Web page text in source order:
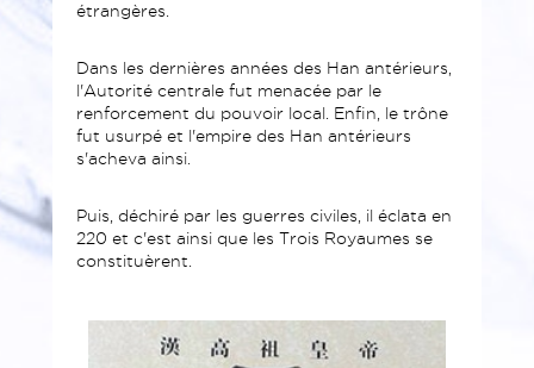
étrangères.
Dans les dernières années des Han antérieurs,
l'Autorité centrale fut menacée par le
renforcement du pouvoir local. Enfin, le trône
fut usurpé et l'empire des Han antérieurs
s'acheva ainsi.
Puis, déchiré par les guerres civiles, il éclata en
220 et c'est ainsi que les Trois Royaumes se
constituèrent.